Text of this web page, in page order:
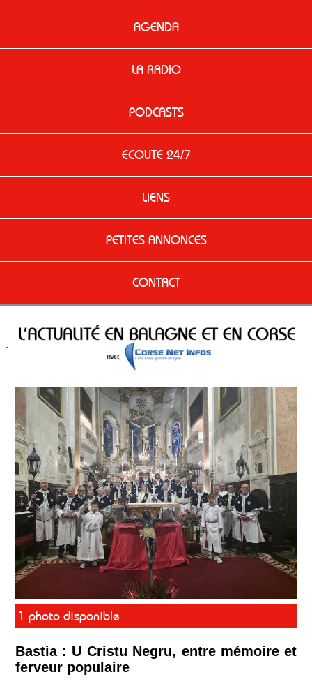
AGENDA
LA RADIO
PODCASTS
ECOUTE 24/7
LIENS
PETITES ANNONCES
CONTACT
1 photo disponible
Bastia : U Cristu Negru, entre mémoire et
ferveur populaire